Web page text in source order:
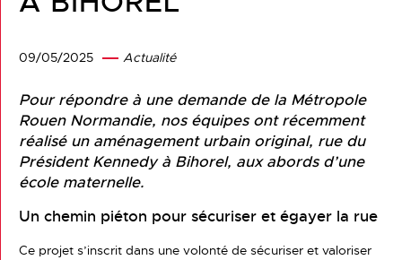
09/05/2025 Actualité
Pour répondre à une demande de la Métropole
Rouen Normandie, nos équipes ont récemment
réalisé un aménagement urbain original, rue du
Président Kennedy à Bihorel, aux abords d’une
école maternelle.
Un chemin piéton pour sécuriser et égayer la rue
Ce projet s’inscrit dans une volonté de sécuriser et valoriser